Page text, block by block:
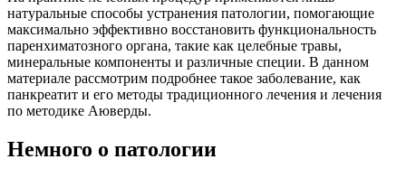
натуральные способы устранения патологии, помогающие
максимально эффективно восстановить функциональность
паренхиматозного органа, такие как целебные травы,
минеральные компоненты и различные специи. В данном
материале рассмотрим подробнее такое заболевание, как
панкреатит и его методы традиционного лечения и лечения
по методике Аюверды.
Немного о патологии